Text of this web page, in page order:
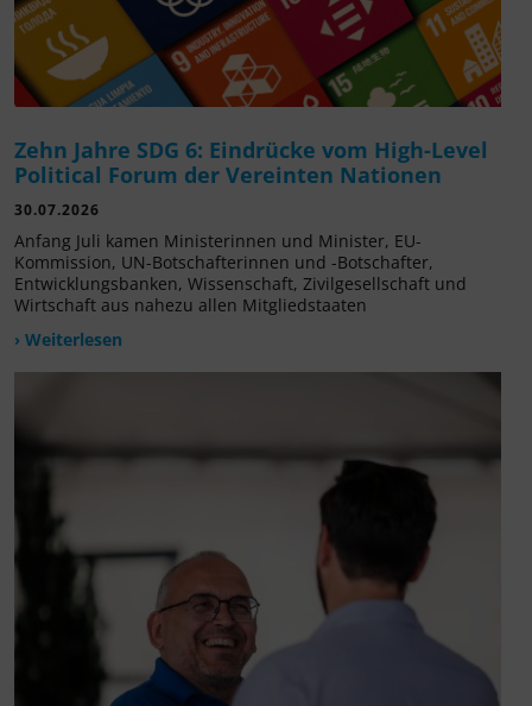
Zehn Jahre SDG 6: Eindrücke vom High-Level
Political Forum der Vereinten Nationen
30.07.2026
Anfang Juli kamen Ministerinnen und Minister, EU-
Kommission, UN-Botschafterinnen und -Botschafter,
Entwicklungsbanken, Wissenschaft, Zivilgesellschaft und
Wirtschaft aus nahezu allen Mitgliedstaaten
› Weiterlesen